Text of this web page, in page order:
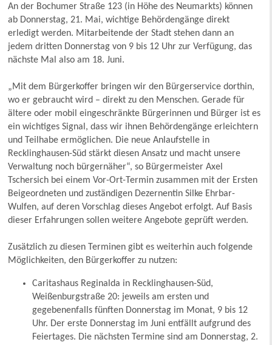
An der Bochumer Straße 123 (in Höhe des Neumarkts) können
ab Donnerstag, 21. Mai, wichtige Behördengänge direkt
erledigt werden. Mitarbeitende der Stadt stehen dann an
jedem dritten Donnerstag von 9 bis 12 Uhr zur Verfügung, das
nächste Mal also am 18. Juni.
„Mit dem Bürgerkoffer bringen wir den Bürgerservice dorthin,
wo er gebraucht wird – direkt zu den Menschen. Gerade für
ältere oder mobil eingeschränkte Bürgerinnen und Bürger ist es
ein wichtiges Signal, dass wir ihnen Behördengänge erleichtern
und Teilhabe ermöglichen. Die neue Anlaufstelle in
Recklinghausen-Süd stärkt diesen Ansatz und macht unsere
Verwaltung noch bürgernäher“, so Bürgermeister Axel
Tschersich bei einem Vor-Ort-Termin zusammen mit der Ersten
Beigeordneten und zuständigen Dezernentin Silke Ehrbar-
Wulfen, auf deren Vorschlag dieses Angebot erfolgt. Auf Basis
dieser Erfahrungen sollen weitere Angebote geprüft werden.
Zusätzlich zu diesen Terminen gibt es weiterhin auch folgende
Möglichkeiten, den Bürgerkoffer zu nutzen:
Caritashaus Reginalda in Recklinghausen-Süd,
Weißenburgstraße 20: jeweils am ersten und
gegebenenfalls fünften Donnerstag im Monat, 9 bis 12
Uhr. Der erste Donnerstag im Juni entfällt aufgrund des
Feiertages. Die nächsten Termine sind am Donnerstag, 2.